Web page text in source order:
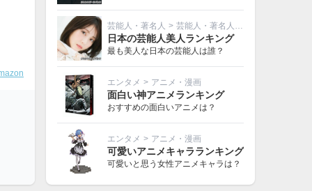
芸能人・著名人 > 芸能人・著名人その他
日本の芸能人美人ランキング
最も美人な日本の芸能人は誰？
エンタメ > アニメ・漫画
面白い神アニメランキング
おすすめの面白いアニメは？
エンタメ > アニメ・漫画
可愛いアニメキャラランキング
可愛いと思う女性アニメキャラは？